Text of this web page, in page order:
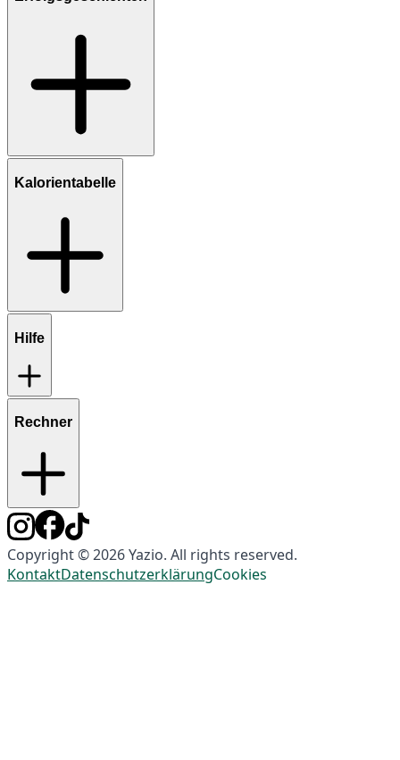
Kalorientabelle
Hilfe
Rechner
Copyright © 2026 Yazio. All rights reserved.
KontaktDatenschutzerklärungCookies